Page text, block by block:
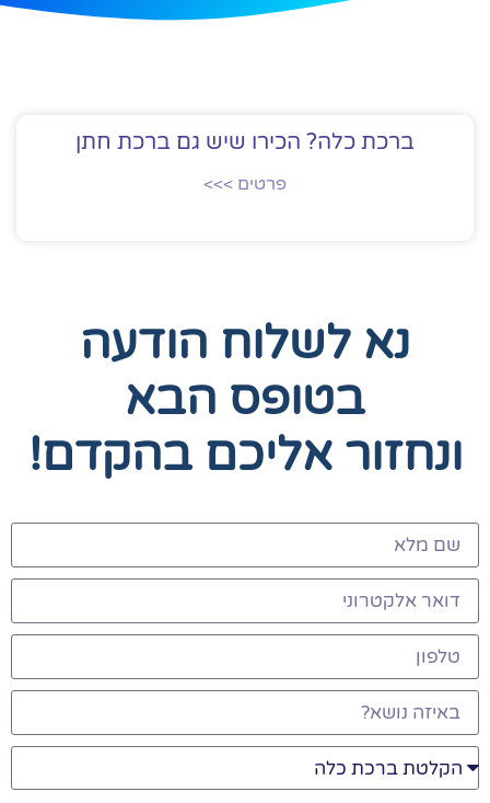
ברכת כלה? הכירו שיש גם ברכת חתן
פרטים >>>
נא לשלוח הודעה
בטופס הבא
ונחזור אליכם בהקדם!